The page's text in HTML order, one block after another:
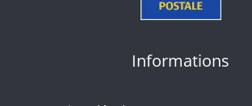
Informations